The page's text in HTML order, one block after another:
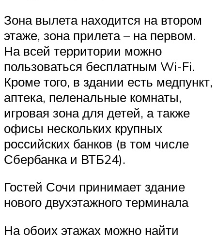
Зона вылета находится на втором
этаже, зона прилета – на первом.
На всей территории можно
пользоваться бесплатным Wi-Fi.
Кроме того, в здании есть медпункт,
аптека, пеленальные комнаты,
игровая зона для детей, а также
офисы нескольких крупных
российских банков (в том числе
Сбербанка и ВТБ24).
Гостей Сочи принимает здание
нового двухэтажного терминала
На обоих этажах можно найти